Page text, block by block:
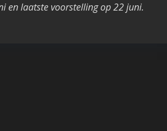
en laatste voorstelling op 22 juni.